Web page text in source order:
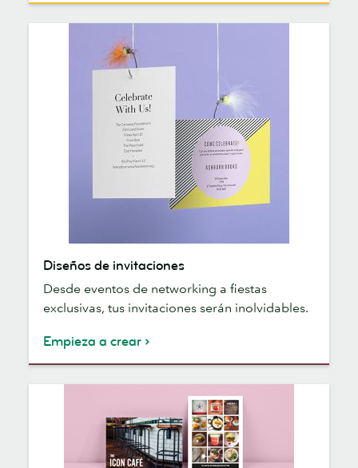
invitaciones
Diseños de invitaciones
Desde eventos de networking a fiestas
exclusivas, tus invitaciones serán inolvidables.
Empieza a crear